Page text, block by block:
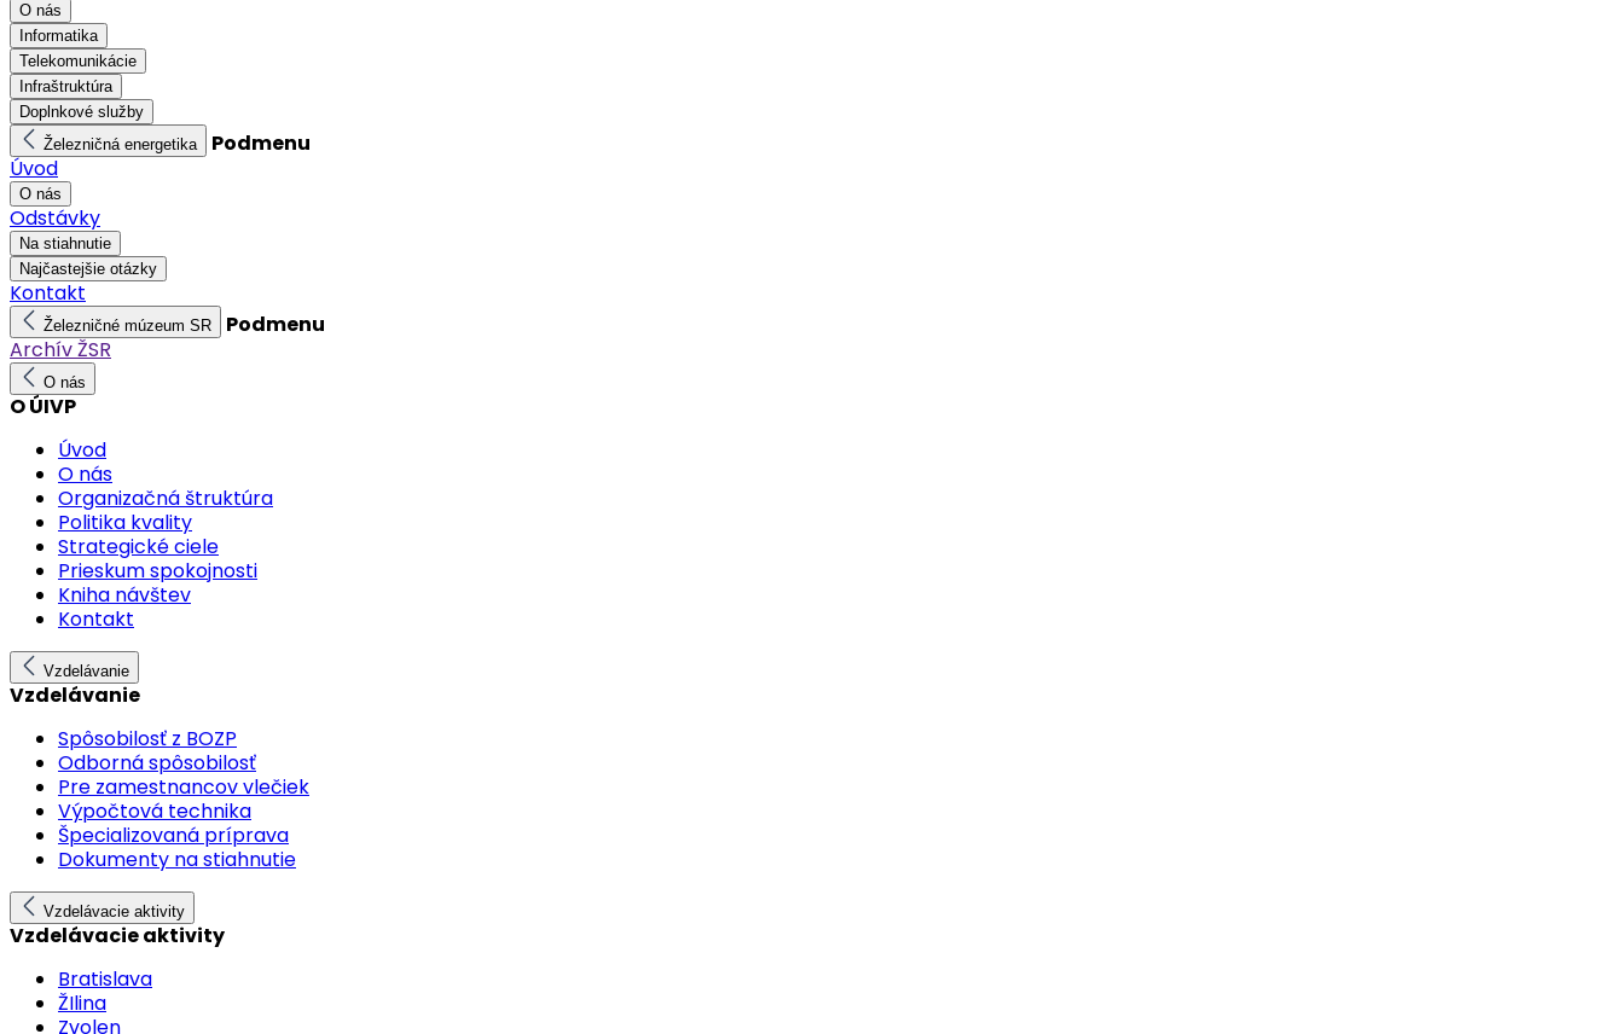
O nás
Informatika
Telekomunikácie
Infraštruktúra
Doplnkové služby
Železničná energetika
Podmenu
Úvod
O nás
Odstávky
Na stiahnutie
Najčastejšie otázky
Kontakt
Železničné múzeum SR
Podmenu
Archív ŽSR
O nás
O ÚIVP
Úvod
O nás
Organizačná štruktúra
Politika kvality
Strategické ciele
Prieskum spokojnosti
Kniha návštev
Kontakt
Vzdelávanie
Vzdelávanie
Spôsobilosť z BOZP
Odborná spôsobilosť
Pre zamestnancov vlečiek
Výpočtová technika
Špecializovaná príprava
Dokumenty na stiahnutie
Vzdelávacie aktivity
Vzdelávacie aktivity
Bratislava
ŽIlina
Zvolen